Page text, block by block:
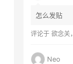
怎么发贴
评论于 欲念关
Neo